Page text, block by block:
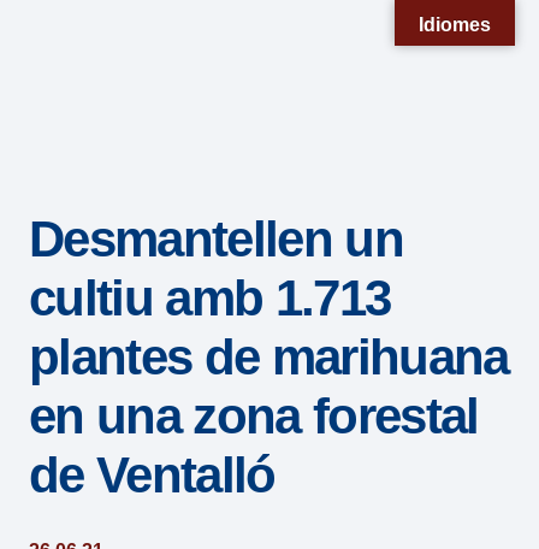
sistema
accesibilidad.
Desmantellen un
cultiu amb 1.713
plantes de marihuana
en una zona forestal
de Ventalló
Idiomes